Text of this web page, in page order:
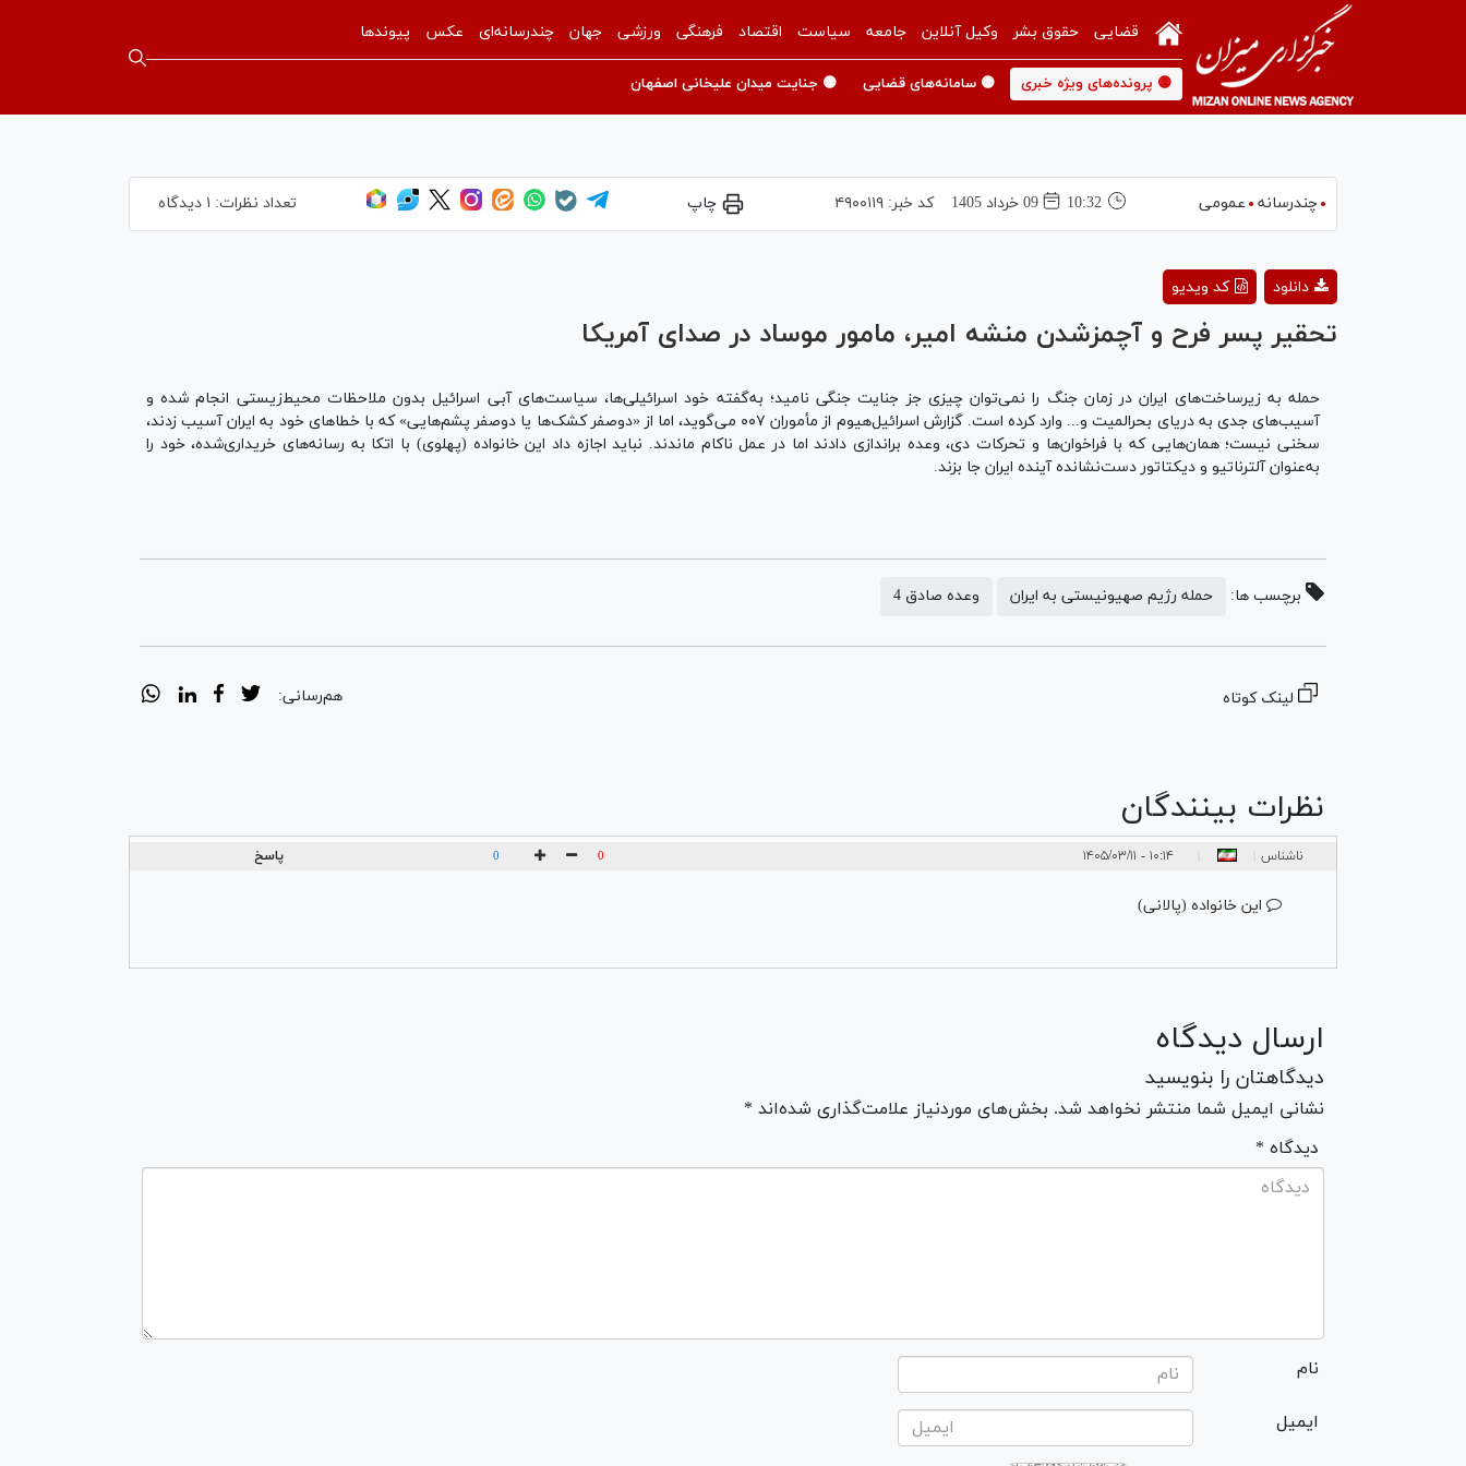
قضایی حقوق بشر وکیل آنلاین جامعه سیاست اقتصاد فرهنگی ورزشی جهان چندرسانه‌ای عکس پیوندها
🟡 پرونده‌های ویژه خبری 🟡 سامانه‌های قضایی 🟡 جنایت میدان علیخانی اصفهان
چندرسانه عمومی 10:32 09 خرداد 1405 کد خبر: ۴۹۰۰۱۱۹ چاپ تعداد نظرات: ۱ دیدگاه
Video
کد ویدیو دانلود
تحقیر پسر فرح و آچمزشدن منشه امیر، مامور موساد در صدای آمریکا
حمله به زیرساخت‌های ایران در زمان جنگ را نمی‌توان چیزی جز جنایت جنگی نامید؛ به‌گفته خود اسرائیلی‌ها، سیاست‌های آبی اسرائیل بدون ملاحظات محیط‌زیستی انجام شده و
آسیب‌های جدی به دریای بحرالمیت و... وارد کرده است. گزارش اسرائیل‌هیوم از مأموران ۰۰۷ می‌گوید، اما از «دوصفر کشک‌ها یا دوصفر پشم‌هایی» که با خطاهای خود به ایران آسیب زدند،
سخنی نیست؛ همان‌هایی که با فراخوان‌ها و تحرکات دی‌، وعده براندازی دادند اما در عمل ناکام ماندند. نباید اجازه داد این خانواده (پهلوی) با اتکا به رسانه‌های خریداری‌شده، خود را
به‌عنوان آلترناتیو و دیکتاتور دست‌نشانده آینده ایران جا بزند.
برچسب ها: حمله رژیم صهیونیستی به ایران وعده صادق 4
لینک کوتاه هم‌رسانی:
نظرات بینندگان
ناشناس ۱۰:۱۴ - ۱۴۰۵/۰۳/۱۱ 0
0 پاسخ
این خانواده (پالانی)
ارسال دیدگاه
دیدگاهتان را بنویسید
نشانی ایمیل شما منتشر نخواهد شد. بخش‌های موردنیاز علامت‌گذاری شده‌اند *
* دیدگاه
نام
ایمیل